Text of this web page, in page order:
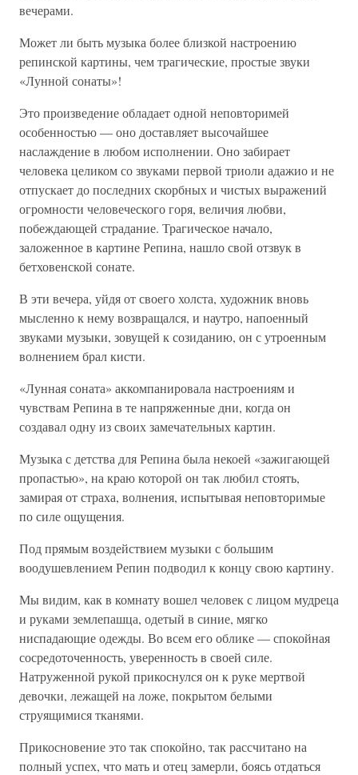
вечерами.
Может ли быть музыка более близкой настроению
репинской картины, чем трагические, простые звуки
«Лунной сонаты»!
Это произведение обладает одной неповторимей
особенностью — оно доставляет высочайшее
наслаждение в любом исполнении. Оно забирает
человека целиком со звуками первой триоли адажио и не
отпускает до последних скорбных и чистых выражений
огромности человеческого горя, величия любви,
побеждающей страдание. Трагическое начало,
заложенное в картине Репина, нашло свой отзвук в
бетховенской сонате.
В эти вечера, уйдя от своего холста, художник вновь
мысленно к нему возвращался, и наутро, напоенный
звуками музыки, зовущей к созиданию, он с утроенным
волнением брал кисти.
«Лунная соната» аккомпанировала настроениям и
чувствам Репина в те напряженные дни, когда он
создавал одну из своих замечательных картин.
Музыка с детства для Репина была некоей «зажигающей
пропастью», на краю которой он так любил стоять,
замирая от страха, волнения, испытывая неповторимые
по силе ощущения.
Под прямым воздействием музыки с большим
воодушевлением Репин подводил к концу свою картину.
Мы видим, как в комнату вошел человек с лицом мудреца
и руками землепашца, одетый в синие, мягко
ниспадающие одежды. Во всем его облике — спокойная
сосредоточенность, уверенность в своей силе.
Натруженной рукой прикоснулся он к руке мертвой
девочки, лежащей на ложе, покрытом белыми
струящимися тканями.
Прикосновение это так спокойно, так рассчитано на
полный успех, что мать и отец замерли, боясь отдаться